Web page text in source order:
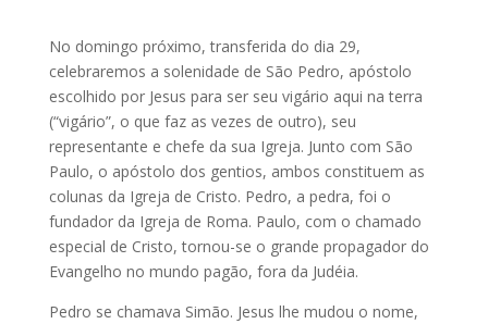
No domingo próximo, transferida do dia 29,
celebraremos a solenidade de São Pedro, apóstolo
escolhido por Jesus para ser seu vigário aqui na terra
(“vigário”, o que faz as vezes de outro), seu
representante e chefe da sua Igreja. Junto com São
Paulo, o apóstolo dos gentios, ambos constituem as
colunas da Igreja de Cristo. Pedro, a pedra, foi o
fundador da Igreja de Roma. Paulo, com o chamado
especial de Cristo, tornou-se o grande propagador do
Evangelho no mundo pagão, fora da Judéia.
Pedro se chamava Simão. Jesus lhe mudou o nome,